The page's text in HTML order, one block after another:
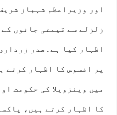
اور وزیراعظم شہباز
زلزلے سے قیمتی جانوں
اظہار کیا ہے۔صدر
پر افسوس کا اظہار کرتے
میں وینزویلا کی حکومت
کا اظہار کرتے ہیں،